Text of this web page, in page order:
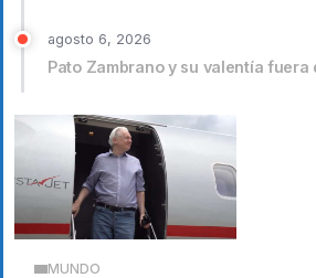
agosto 6, 2026
Pato Zambrano y su valentía fuera
MUNDO